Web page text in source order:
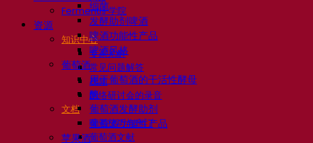
Fermentis 学院
资源
知识中心
专家见解
常见问题解答
视频
网络研讨会的录音
文档
啤酒技巧与窍门
葡萄酒文献
细菌
发酵助剂啤酒
啤酒功能性产品
啤酒风格
葡萄酒
用于葡萄酒的干活性酵母
酶
葡萄酒发酵助剂
葡萄酒功能性产品
苹果酒